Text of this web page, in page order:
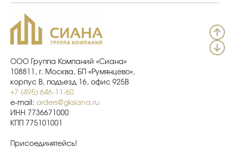
ООО Группа Компаний «Сиана»
108811, г. Москва, БП «Румянцево»,
корпус В, подъезд 16, офис 925В
+7 (495) 646-11-60
e-mail: orders@gksiana.ru
ИНН 7736671000
КПП 775101001
Присоединятейсь!